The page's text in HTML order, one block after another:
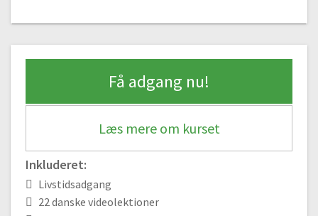
Få adgang nu!
Læs mere om kurset
Inkluderet:
Livstidsadgang
22 danske videolektioner
Materialer og metoder
#1 Tube eller tørret farver | Materialer og metoder i akvarelmaling
Gratis video
02:49
#3 Papirtyper, cellulose og bomuldspapir
04:59
#4 Farvecirkel, gul, rød og blå